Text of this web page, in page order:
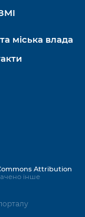
міська влада
Attribution
інше